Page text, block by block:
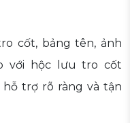
cốt, bảng tên, ảnh
với hộc lưu tro cốt
hỗ trợ rõ ràng và tận